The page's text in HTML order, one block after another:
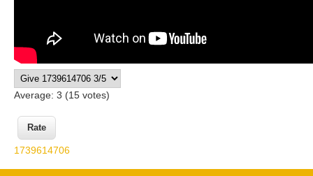
Average: 3 (15 votes)
1739614706